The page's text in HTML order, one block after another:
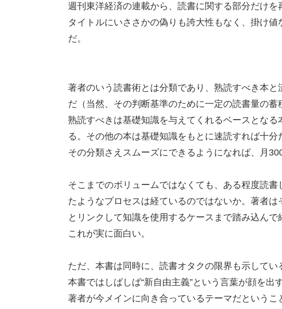
週刊東洋経済の連載から、読書に関する部分だけを
タイトルにいささかの偽りも誇大性もなく、掛け
だ。
著者のいう読書術とは分類であり、熟読すべき本
だ（当然、その判断基準のために一定の読書量の蓄
熟読すべきは基礎知識を与えてくれるベースとな
る。その他の本は基礎知識をもとに速読すれば十分
その分類さえスムーズにできるようになれば、月
そこまでのボリュームではなくても、ある程度読
たようなプロセスは経ているのではないか。著者
とリンクして知識を使用するケースまで踏み込んで
これが実に面白い。
ただ、本書は同時に、読書オタクの限界も示してい
本書ではしばしば“新自由主義”という言葉が顔を出す
著者が今メインに向き合っているテーマだという